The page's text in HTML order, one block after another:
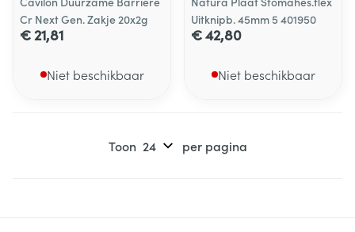
Cr Next Gen. Zakje 20x2g
€ 21,81
Niet beschikbaar
Uitknipb. 45mm 5 401950
€ 42,80
Niet beschikbaar
Toon per pagina